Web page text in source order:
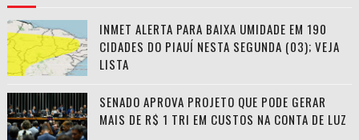
INMET ALERTA PARA BAIXA UMIDADE EM 190
CIDADES DO PIAUÍ NESTA SEGUNDA (03); VEJA
LISTA
SENADO APROVA PROJETO QUE PODE GERAR
MAIS DE R$ 1 TRI EM CUSTOS NA CONTA DE LUZ